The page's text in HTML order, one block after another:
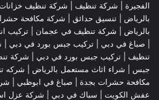
الفجيرة
شركة تنظيف شركة تنظيف
بالرياض
تنسيق حدائق شركة مكافحة
بالرياض
شركة تنظيف في عجمان | تركيب
صباغ في دبي تركيب جبس بورد في دبي
تنظيف
تركيب جبس بورد في دبي شركة
جبس
شراء اثاث مستعمل بالرياض شركه
مكافحة حشرات بجدة
صباغ في ابوظبي
عفش الكويت | سباك في دبي | شركة عزل